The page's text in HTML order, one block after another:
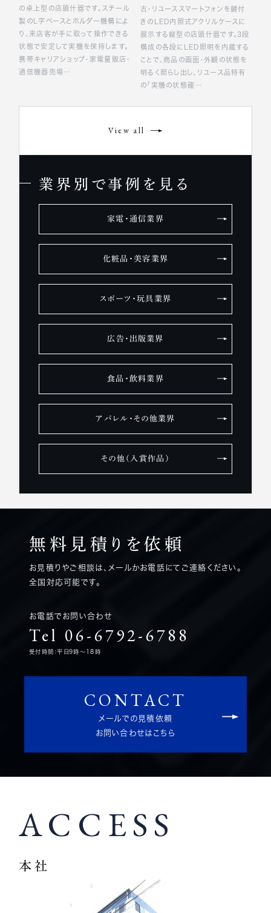
の卓上型の店頭什器です。スチール
製のL字ベースとホルダー機構によ
り、来店客が手に取って操作できる
状態で安定して実機を保持します。
携帯キャリアショップ・家電量販店・
通信機器売場…
古・リユーススマートフォンを鍵付
きのLED内照式アクリルケースに
展示する縦型の店頭什器です。3段
構成の各段にLED照明を内蔵する
ことで、商品の画面・外観の状態を
明るく照らし出し、リユース品特有
の「実機の状態確…
View all
業界別で事例を見る
家電・通信業界
化粧品・美容業界
スポーツ・玩具業界
広告・出版業界
食品・飲料業界
アパレル・その他業界
その他（入賞作品）
無料見積りを依頼
お見積りやご相談は、メールかお電話にてご連絡ください。
全国対応可能です。
お電話でお問い合わせ
Tel 06-6792-6788
受付時間：平日9時～18時
CONTACT
メールでの見積依頼
お問い合わせはこちら
ACCESS
本社